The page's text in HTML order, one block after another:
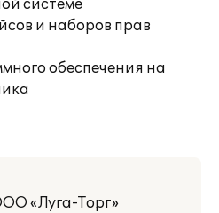
системе
и наборов прав
обеспечения на
«Луга-Торг»